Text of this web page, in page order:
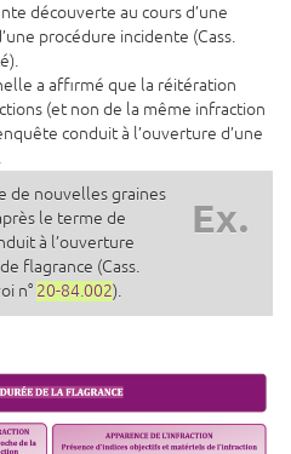
découverte au cours d’une
procédure incidente (Cass.
a affirmé que la réitération
(et non de la même infraction
conduit à l’ouverture d’une
Ex.
de nouvelles graines
le terme de
à l’ouverture
flagrance (Cass.
n° 20-84.002).